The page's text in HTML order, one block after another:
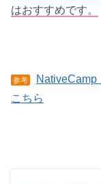
はおすすめです。
参考
NativeCamp
こちら